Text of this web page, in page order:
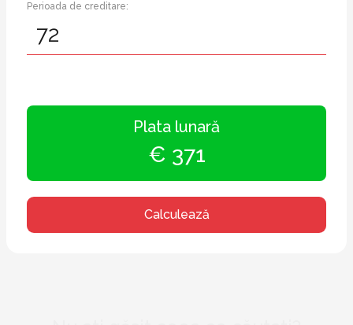
Perioada de creditare:
Plata lunară
€ 371
Calculează